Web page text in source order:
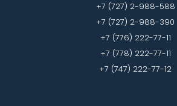
+7 (727) 2-988-588
+7 (727) 2-988-390
+7 (776) 222-77-11
+7 (778) 222-77-11
+7 (747) 222-77-12